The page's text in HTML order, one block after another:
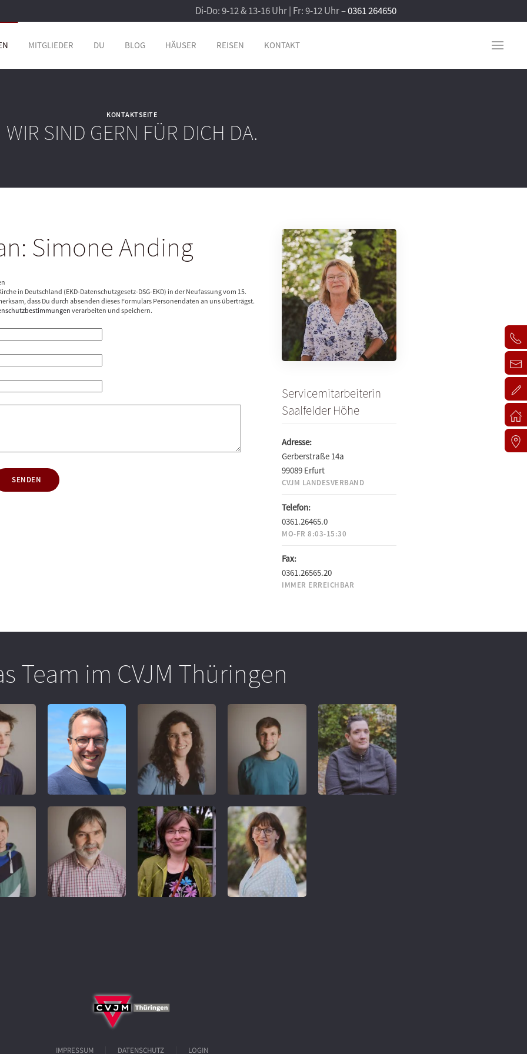
Di-Do: 9-12 & 13-16 Uhr | Fr: 9-12 Uhr –0361 264650
MITGLIEDER DU BLOG HÄUSER REISEN KONTAKT
KONTAKTSEITE
WIR SIND GERN FÜR DICH DA.
Simone Anding
in Deutschland (EKD-Datenschutzgesetz-DSG-EKD) in der Neufassung vom 15.
dass Du durch absenden dieses Formulars Personendaten an uns überträgst.
verarbeiten und speichern.
SENDEN
Servicemitarbeiterin
Saalfelder Höhe
Adresse:
Gerberstraße 14a
99089 Erfurt
CVJM LANDESVERBAND
Telefon:
0361.26465.0
MO-FR 8:03-15:30
Fax:
0361.26565.20
IMMER ERREICHBAR
Team im CVJM Thüringen
REFERENT
IMPRESSUM DATENSCHUTZ LOGIN